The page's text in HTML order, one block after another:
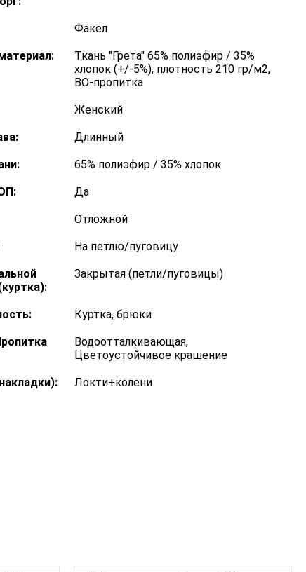
Факел
Ткань "Грета" 65% полиэфир / 35%
хлопок (+/-5%), плотность 210 гр/м2,
ВО-пропитка
Женский
Длинный
65% полиэфир / 35% хлопок
Да
Отложной
На петлю/пуговицу
Закрытая (петли/пуговицы)
Куртка, брюки
Водоотталкивающая,
Цветоустойчивое крашение
Локти+колени